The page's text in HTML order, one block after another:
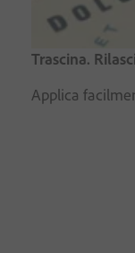
Trascina.
Applica